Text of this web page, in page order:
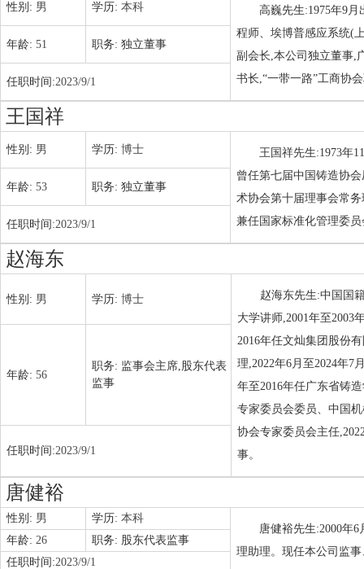
性别: 男 学历: 本科
高巍先生:1975年9
程师、埃博普感应系统(
副会长,本公司独立董事,
书长,“一带一路”工商协
年龄: 51 职务: 独立董事
任职时间:2023/9/1
王国祥
性别: 男 学历: 博士
王国祥先生:1973年
曾任第七届中国铸造协
术协会第十届理事会常
兼任国家标准化管理委
年龄: 53 职务: 独立董事
任职时间:2023/9/1
赵海东
性别: 男 学历: 博士
赵海东先生:中国国
大学讲师,2001年至2003
2016年任文灿集团股份
理,2022年6月至2024年7
年至2016年任广东省铸
专家委员会委员、中国
协会专家委员会主任
事。
年龄: 56
职务: 监事会主席,股东代表
监事
任职时间:2023/9/1
唐健裕
性别: 男 学历: 本科
唐健裕先生:2000年
理助理。现任本公司监
年龄: 26 职务: 股东代表监事
任职时间:2023/9/1